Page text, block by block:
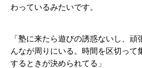
わっているみたいです。
「塾に来たら遊びの誘惑ないし、頑
んなが周りにいる。時間を区切って
するときが決められてる」